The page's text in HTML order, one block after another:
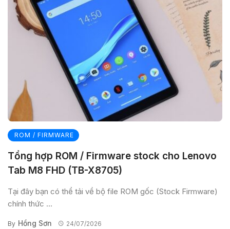
ROM / FIRMWARE
Tổng hợp ROM / Firmware stock cho Lenovo
Tab M8 FHD (TB-X8705)
Tại đây bạn có thể tải về bộ file ROM gốc (Stock Firmware)
chính thức ...
By Hồng Sơn 24/07/2026